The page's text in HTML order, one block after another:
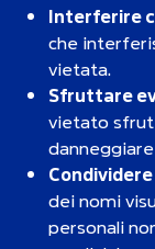
Interferire
che
vietata.
Sfruttare
vietato
dei nomi
personali